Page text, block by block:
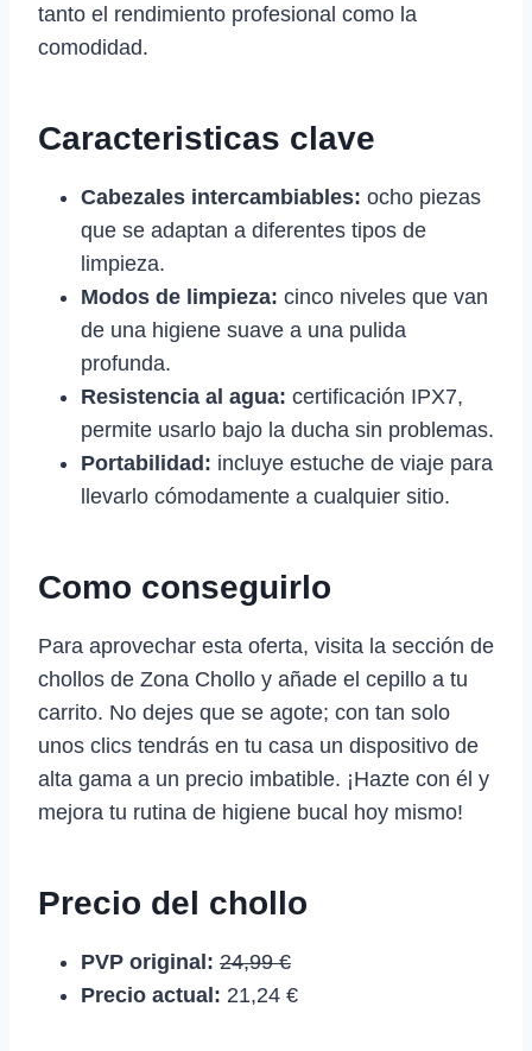
tanto el rendimiento profesional como la
comodidad.
Caracteristicas clave
Cabezales intercambiables: ocho piezas
que se adaptan a diferentes tipos de
limpieza.
Modos de limpieza: cinco niveles que van
de una higiene suave a una pulida
profunda.
Resistencia al agua: certificación IPX7,
permite usarlo bajo la ducha sin problemas.
Portabilidad: incluye estuche de viaje para
llevarlo cómodamente a cualquier sitio.
Como conseguirlo
Para aprovechar esta oferta, visita la sección de
chollos de Zona Chollo y añade el cepillo a tu
carrito. No dejes que se agote; con tan solo
unos clics tendrás en tu casa un dispositivo de
alta gama a un precio imbatible. ¡Hazte con él y
mejora tu rutina de higiene bucal hoy mismo!
Precio del chollo
PVP original: 24,99 €
Precio actual: 21,24 €